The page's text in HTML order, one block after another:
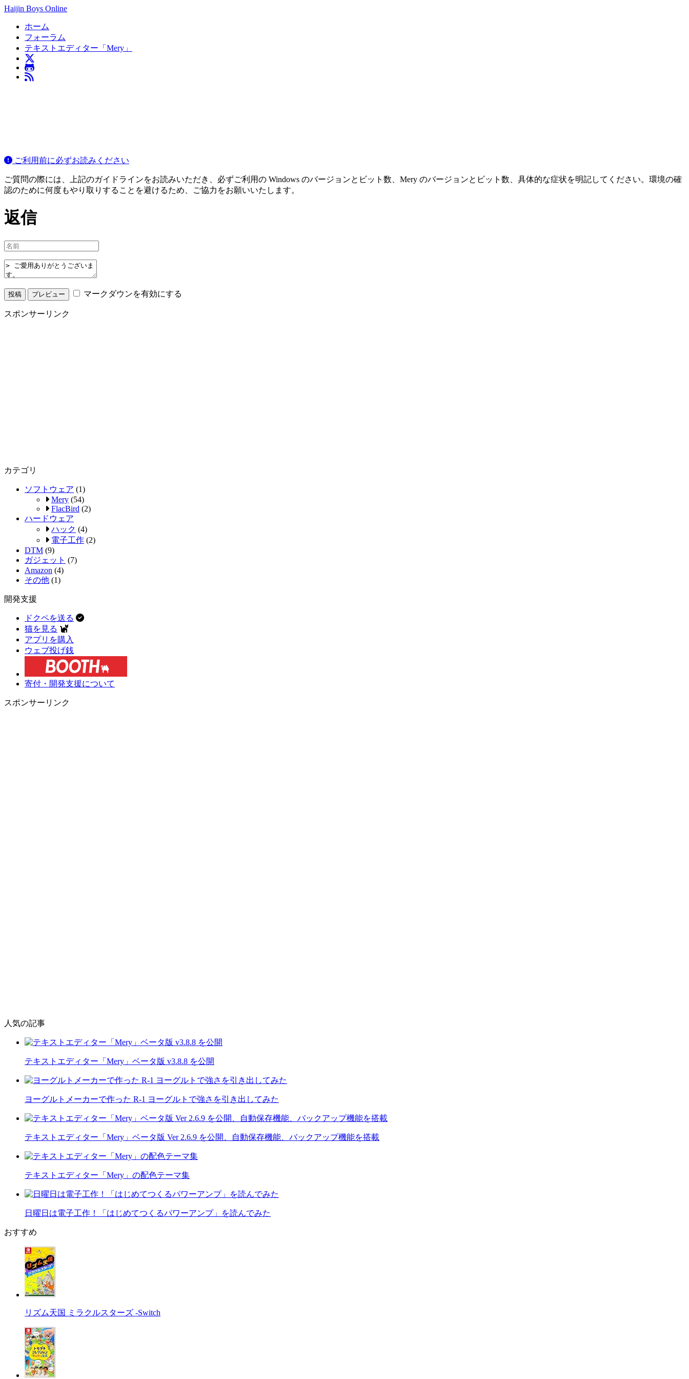
Haijin Boys Online
ホーム
フォーラム
テキストエディター「Mery」
ご利用前に必ずお読みください
ご質問の際には、上記のガイドラインをお読みいただき、必ずご利用の Windows のバージョンとビット数、Mery のバージョンとビット数、具体的な症状を明記してください。環境の確
認のために何度もやり取りすることを避けるため、ご協力をお願いいたします。
返信
マークダウンを有効にする
スポンサーリンク
カテゴリ
ソフトウェア (1)
Mery (54)
FlacBird (2)
ハードウェア
ハック (4)
電子工作 (2)
DTM (9)
ガジェット (7)
Amazon (4)
その他 (1)
開発支援
ドクペを送る
猫を見る
アプリを購入
ウェブ投げ銭
寄付・開発支援について
スポンサーリンク
人気の記事
テキストエディター「Mery」ベータ版 v3.8.8 を公開
ヨーグルトメーカーで作った R-1 ヨーグルトで強さを引き出してみた
テキストエディター「Mery」ベータ版 Ver 2.6.9 を公開、自動保存機能、バックアップ機能を搭載
テキストエディター「Mery」の配色テーマ集
日曜日は電子工作！「はじめてつくるパワーアンプ」を読んでみた
おすすめ
リズム天国 ミラクルスターズ -Switch